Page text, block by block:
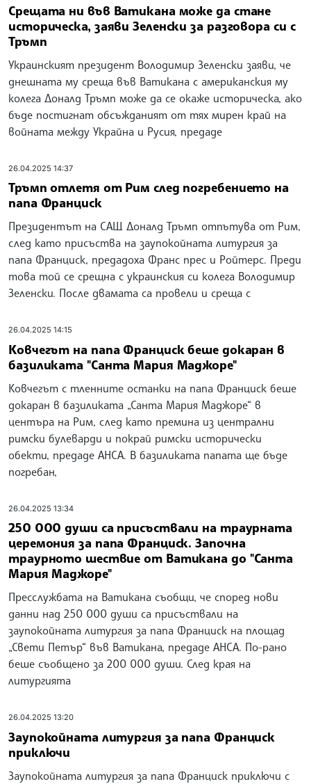
Срещата ни във Ватикана може да стане
историческа, заяви Зеленски за разговора си с
Тръмп
Украинският президент Володимир Зеленски заяви, че
днешната му среща във Ватикана с американския му
колега Доналд Тръмп може да се окаже историческа, ако
бъде постигнат обсъжданият от тях мирен край на
войната между Украйна и Русия, предаде
26.04.2025 14:37
Тръмп отлетя от Рим след погребението на
папа Франциск
Президентът на САЩ Доналд Тръмп отпътува от Рим,
след като присъства на заупокойната литургия за
папа Франциск, предадоха Франс прес и Ройтерс. Преди
това той се срещна с украинския си колега Володимир
Зеленски. После двамата са провели и среща с
26.04.2025 14:15
Ковчегът на папа Франциск беше докаран в
базиликата "Санта Мария Маджоре"
Ковчегът с тленните останки на папа Франциск беше
докаран в базиликата „Санта Мария Маджоре“ в
центъра на Рим, след като премина из централни
римски булеварди и покрай римски исторически
обекти, предаде АНСА. В базиликата папата ще бъде
погребан,
26.04.2025 13:34
250 000 души са присъствали на траурната
церемония за папа Франциск. Започна
траурното шествие от Ватикана до "Санта
Мария Маджоре"
Пресслужбата на Ватикана съобщи, че според нови
данни над 250 000 души са присъствали на
заупокойната литургия за папа Франциск на площад
„Свети Петър“ във Ватикана, предаде АНСА. По-рано
беше съобщено за 200 000 души. След края на
литургията
26.04.2025 13:20
Заупокойната литургия за папа Франциск
приключи
Заупокойната литургия за папа Франциск приключи с